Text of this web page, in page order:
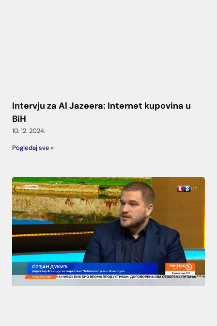
Intervju za Al Jazeera: Internet kupovina u
BiH
10. 12. 2024.
Pogledaj sve »